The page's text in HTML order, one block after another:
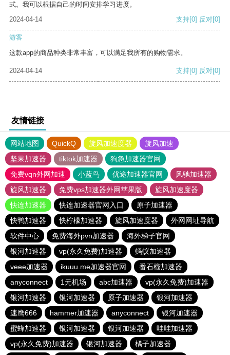
式。我可以根据自己的时间安排学习进度。
2024-04-14
支持[0] 反对[0]
游客
这款app的商品种类非常丰富，可以满足我所有的购物需求。
2024-04-14 支持[0] 反对[0]
友情链接
网站地图 QuickQ 旋风加速度器
旋风加速
坚果加速器
tiktok加速器
狗急加速器官网
免费vqn外网加速
小蓝鸟 优途加速器官网
风驰加速器
旋风加速器
免费vps加速器外网苹果版
旋风加速度器
快连加速器
快连加速器官网入口
原子加速器
快鸭加速器
快柠檬加速器 旋风加速度器
外网网址导航
软件中心
免费海外pvn加速器
海外梯子官网
银河加速器
vp(永久免费)加速器
蚂蚁加速器
veee加速器
ikuuu.me加速器官网
番石榴加速器
anyconnect
1元机场 abc加速器
vp(永久免费)加速器
银河加速器
银河加速器 原子加速器
银河加速器
速鹰666
hammer加速器 anyconnect
银河加速器
蜜蜂加速器
银河加速器 银河加速器
哇哇加速器
vp(永久免费)加速器
银河加速器 橘子加速器